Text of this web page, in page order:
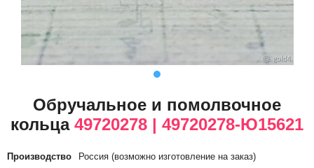
Обручальное и помолвочное
кольца 49720278 | 49720278-Ю15621
Производство Россия (возможно изготовление на заказ)